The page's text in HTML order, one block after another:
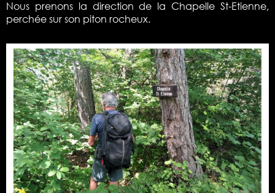
Nous prenons la direction de la Chapelle St-Etienne,
perchée sur son piton rocheux.